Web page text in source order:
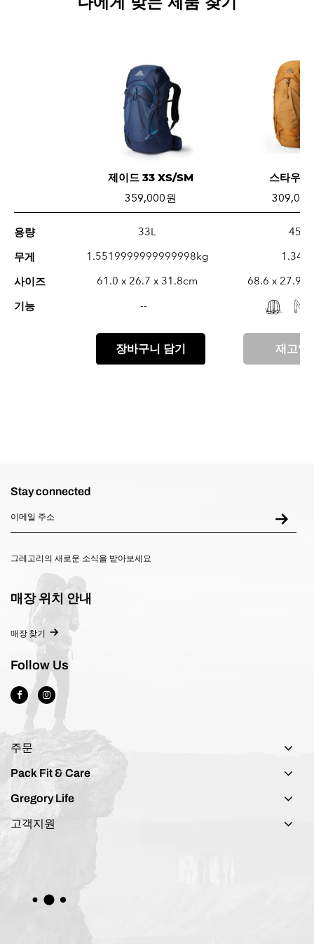
제이드 33 XS/SM
359,000 원
용량 33L
무게 1.5519999999999998kg
사이즈 61.0 x 26.7 x 31.8cm
기능 --
장바구니 담기
스타우
309,000
45L
1.34kg
68.6 x 27.9 x
재고없
Stay connected
그레고리의 새로운 소식을 받아보세요
매장 위치 안내
매장 찾기
Follow Us
주문
Pack Fit & Care
Gregory Life
고객지원